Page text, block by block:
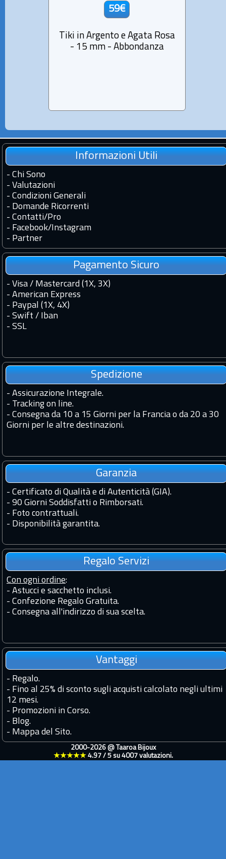
59€
Tiki in Argento e Agata Rosa
- 15 mm - Abbondanza
Informazioni Utili
- Chi Sono
- Valutazioni
- Condizioni Generali
- Domande Ricorrenti
- Contatti/Pro
- Facebook/Instagram
- Partner
Pagamento Sicuro
- Visa / Mastercard (1X, 3X)
- American Express
- Paypal (1X, 4X)
- Swift / Iban
- SSL
Spedizione
- Assicurazione Integrale.
- Tracking on line.
- Consegna da 10 a 15 Giorni per la Francia o da 20 a 30
Giorni per le altre destinazioni.
Garanzia
- Certificato di Qualità e di Autenticità (GIA).
- 90 Giorni Soddisfatti o Rimborsati.
- Foto contrattuali.
- Disponibilità garantita.
Regalo Servizi
Con ogni ordine:
- Astucci e sacchetto inclusi.
- Confezione Regalo Gratuita.
- Consegna all'indirizzo di sua scelta.
Vantaggi
- Regalo.
- Fino al 25% di sconto sugli acquisti calcolato negli ultimi
12 mesi.
- Promozioni in Corso.
- Blog.
- Mappa del Sito.
2000-2026 @ Taaroa Bijoux
★★★★★ 4.97/ 5su 4007valutazioni.